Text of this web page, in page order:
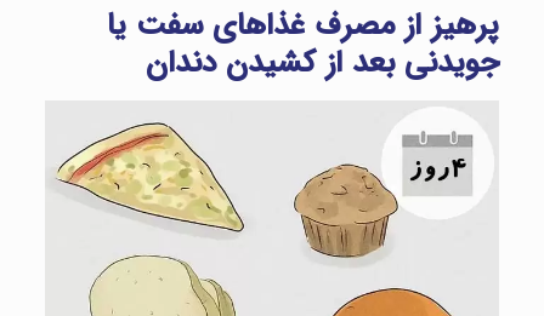
پرهیز از مصرف غذاهای سفت یا
جویدنی بعد از کشیدن دندان